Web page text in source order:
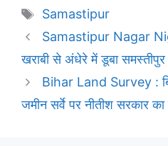
Tags
Samastipur
Samastipur Nagar
खराबी से अंधेरे में डूबा समस्तीपुर
Bihar Land Survey :
जमीन सर्वे पर नीतीश सरकार का